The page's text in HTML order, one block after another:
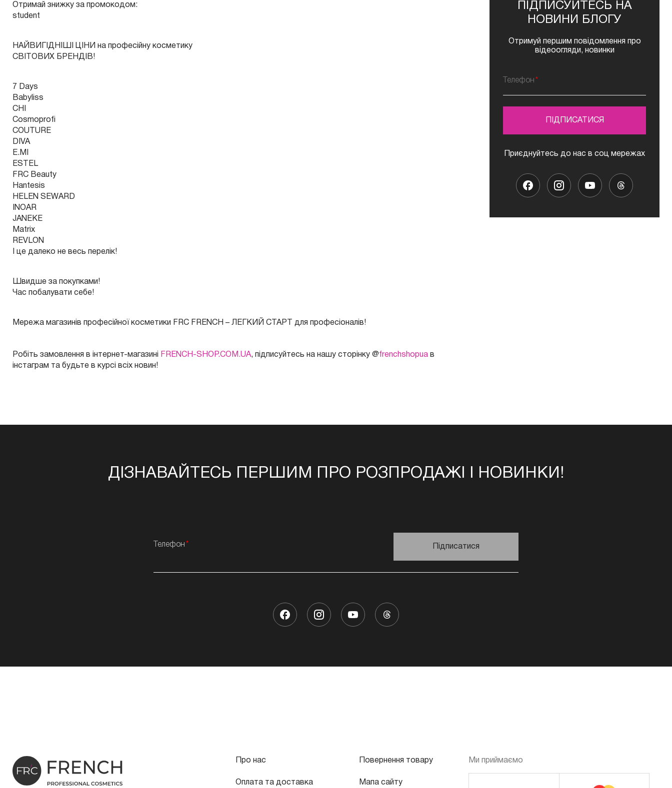
Отримай знижку за промокодом:
student
НАЙВИГІДНІШІ ЦІНИ на професійну косметику
СВІТОВИХ БРЕНДІВ!
7 Days
Babyliss
CHI
Cosmoprofi
COUTURE
DIVA
E.MI
ESTEL
FRC Beauty
Hantesis
HELEN SEWARD
INOAR
JANEKE
Matrix
REVLON
І це далеко не весь перелік!
Швидше за покупками!
Час побалувати себе!
Мережа магазинів професійної косметики FRC FRENCH – ЛЕГКИЙ СТАРТ для професіоналів!
Робіть замовлення в інтернет-магазині FRENCH-SHOP.COM.UA, підписуйтесь на нашу сторінку @frenchshopua в
інстаграм та будьте в курсі всіх новин!
ПІДПИСУЙТЕСЬ НА
НОВИНИ БЛОГУ
Отримуй першим повідомлення про
відеоогляди, новинки
Телефон
ПІДПИСАТИСЯ
Приєднуйтесь до нас в соц мережах
ДІЗНАВАЙТЕСЬ ПЕРШИМ ПРО РОЗПРОДАЖІ І НОВИНКИ!
Телефон Підписатися
Про нас
Оплата та доставка
Повернення товару
Мапа сайту
Ми приймаємо